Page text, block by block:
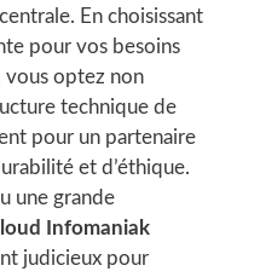
En choisissant
pour vos besoins
vous optez non
technique de
pour un partenaire
et d’éthique.
une grande
Infomaniak
judicieux pour